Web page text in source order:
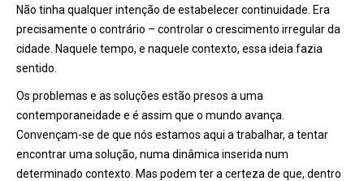
Não tinha qualquer intenção de estabelecer continuidade. Era
precisamente o contrário – controlar o crescimento irregular da
cidade. Naquele tempo, e naquele contexto, essa ideia fazia
sentido.
Os problemas e as soluções estão presos a uma
contemporaneidade e é assim que o mundo avança.
Convençam-se de que nós estamos aqui a trabalhar, a tentar
encontrar uma solução, numa dinâmica inserida num
determinado contexto. Mas podem ter a certeza de que, dentro